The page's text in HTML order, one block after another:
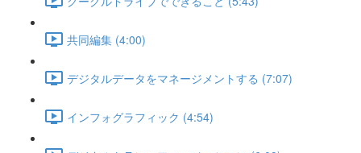
共同編集 (4:00)
デジタルデータをマネージメントする (7:07)
インフォグラフィック (4:54)